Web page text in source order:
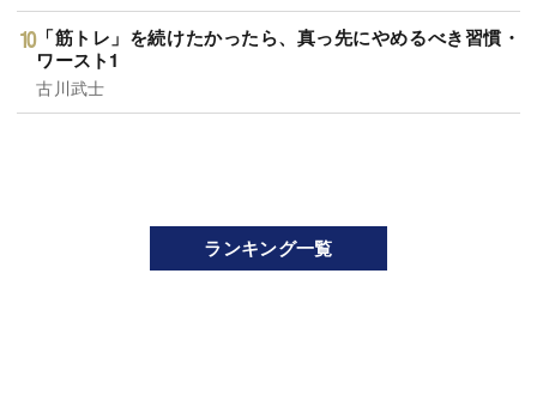
「筋トレ」を続けたかったら、真っ先にやめるべき習慣・
ワースト1
古川武士
ランキング一覧